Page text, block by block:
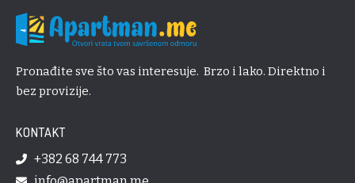
Pronađite sve što vas interesuje. Brzo i lako. Direktno i
bez provizije.
KONTAKT
+382 68 744 773